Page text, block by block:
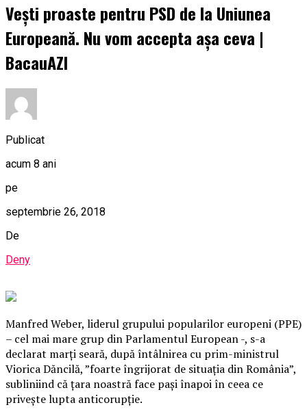
Veşti proaste pentru PSD de la Uniunea
Europeană. Nu vom accepta aşa ceva |
BacauAZI
Publicat
acum 8 ani
pe
septembrie 26, 2018
De
Deny
Manfred Weber, liderul grupului popularilor europeni (PPE)
– cel mai mare grup din Parlamentul European -, s-a
declarat marţi seară, după întâlnirea cu prim-ministrul
Viorica Dăncilă, ”foarte îngrijorat de situaţia din România”,
subliniind că ţara noastră face paşi înapoi în ceea ce
priveşte lupta anticorupţie.